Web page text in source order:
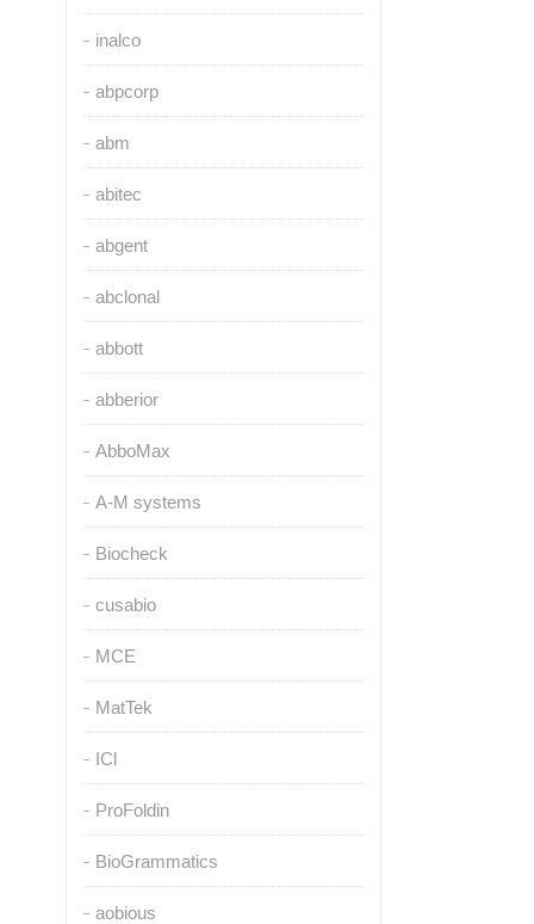
inalco
abpcorp
abm
abitec
abgent
abclonal
abbott
abberior
AbboMax
A-M systems
Biocheck
cusabio
MCE
MatTek
ICl
ProFoldin
BioGrammatics
aobious